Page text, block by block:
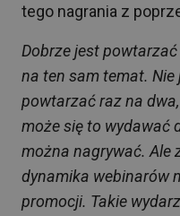
tego nagrania z
Dobrze jest
na ten sam temat. Nie
powtarzać raz na
może się to wydawać
można nagrywać. Ale
dynamika webinarów
promocji. Takie